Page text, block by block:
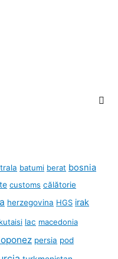
batumi berat bosnia
customs călătorie
herzegovina HGS irak
kutaisi lac macedonia
persia pod